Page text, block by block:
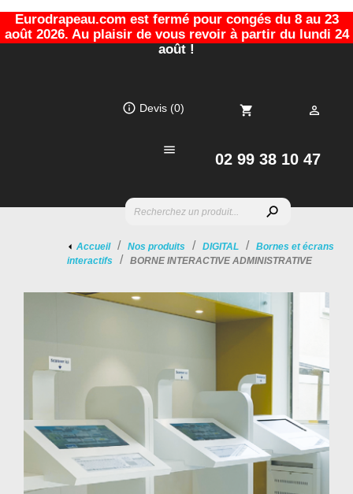
Eurodrapeau.com est fermé pour congés du 8 au 23
août 2026. Au plaisir de vous revoir à partir du lundi 24
août !
02 99 38 10 47
info_outline Devis (0)
search

shopping_cart 
Accueil Nos produits DIGITAL
Bornes et écrans
interactifs
BORNE INTERACTIVE ADMINISTRATIVE